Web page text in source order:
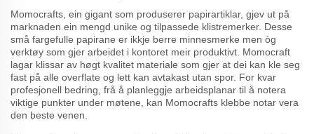
Momocrafts, ein gigant som produserer papirartiklar, gjev ut på
marknaden ein mengd unike og tilpassede klistremerker. Desse
små fargefulle papirane er ikkje berre minnesmerke men òg
verktøy som gjer arbeidet i kontoret meir produktivt. Momocraft
lagar klissar av høgt kvalitet materiale som gjer at dei kan kle seg
fast på alle overflate og lett kan avtakast utan spor. For kvar
profesjonell bedring, frå å planleggje arbeidsplanar til å notera
viktige punkter under møtene, kan Momocrafts klebbe notar vera
den beste venen.